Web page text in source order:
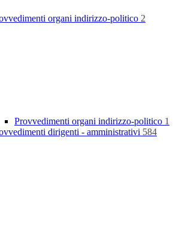
organi indirizzo-politico 2
Provvedimenti organi indirizzo-politico 1
dirigenti - amministrativi 584